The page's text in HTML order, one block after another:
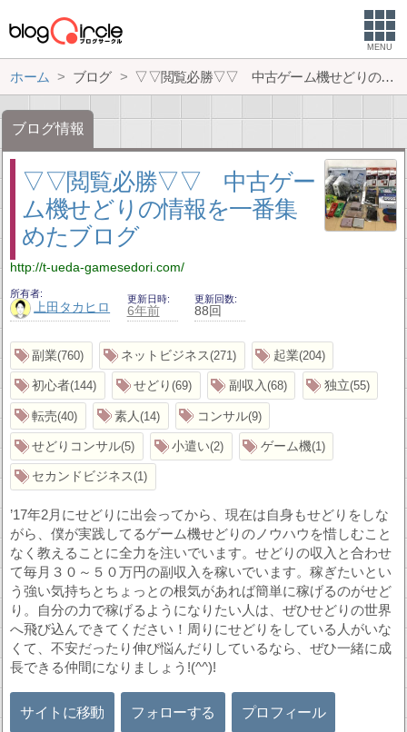
MENU
ホーム ブログ ▽▽閲覧必勝▽▽ 中古ゲーム機せどりの情報を一番集めたブログ
ブログ情報
▽▽閲覧必勝▽▽ 中古ゲー
ム機せどりの情報を一番集
めたブログ
http://t-ueda-gamesedori.com/
所有者
上田タカヒロ
更新日時
6年前
更新回数
88回
副業 760 ネットビジネス 271 起業 204
初心者 144 せどり 69 副収入 68 独立 55
転売 40 素人 14 コンサル 9
せどりコンサル 5 小遣い 2 ゲーム機 1
セカンドビジネス 1
’17年2月にせどりに出会ってから、現在は自身もせどりをしな
がら、僕が実践してるゲーム機せどりのノウハウを惜しむこと
なく教えることに全力を注いでいます。せどりの収入と合わせ
て毎月３０～５０万円の副収入を稼いでいます。稼ぎたいとい
う強い気持ちとちょっとの根気があれば簡単に稼げるのがせど
り。自分の力で稼げるようになりたい人は、ぜひせどりの世界
へ飛び込んできてください！周りにせどりをしている人がいな
くて、不安だったり伸び悩んだりしているなら、ぜひ一緒に成
長できる仲間になりましょう!(^^)!
サイトに移動 フォローする プロフィール